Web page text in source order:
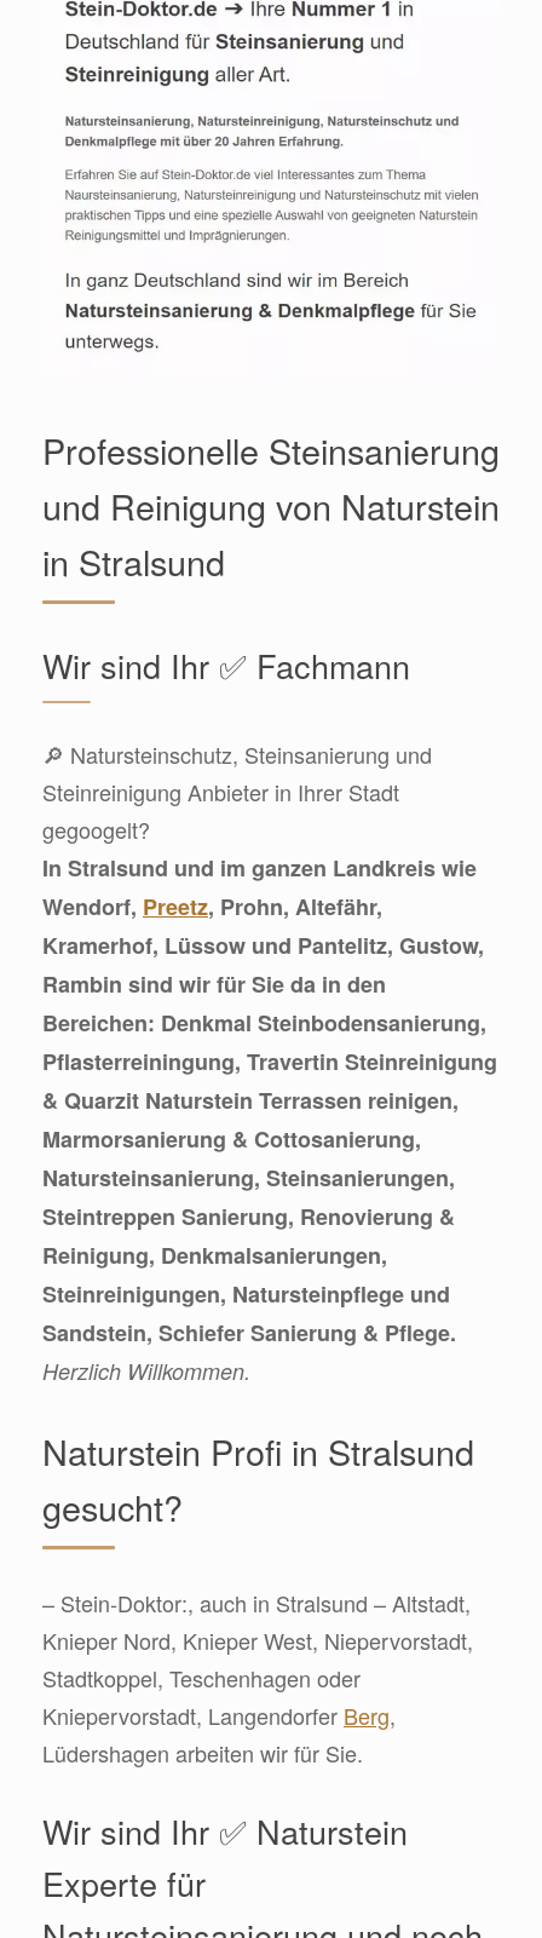
Professionelle Steinsanierung
und Reinigung von Naturstein
in Stralsund
Wir sind Ihr ✅ Fachmann
🔎 Natursteinschutz, Steinsanierung und
Steinreinigung Anbieter in Ihrer Stadt
gegoogelt?
In Stralsund und im ganzen Landkreis wie
Wendorf, Preetz, Prohn, Altefähr,
Kramerhof, Lüssow und Pantelitz, Gustow,
Rambin sind wir für Sie da in den
Bereichen: Denkmal Steinbodensanierung,
Pflasterreiningung, Travertin Steinreinigung
& Quarzit Naturstein Terrassen reinigen,
Marmorsanierung & Cottosanierung,
Natursteinsanierung, Steinsanierungen,
Steintreppen Sanierung, Renovierung &
Reinigung, Denkmalsanierungen,
Steinreinigungen, Natursteinpflege und
Sandstein, Schiefer Sanierung & Pflege.
Herzlich Willkommen.
Naturstein Profi in Stralsund
gesucht?
– Stein-Doktor:, auch in Stralsund – Altstadt,
Knieper Nord, Knieper West, Niepervorstadt,
Stadtkoppel, Teschenhagen oder
Kniepervorstadt, Langendorfer Berg,
Lüdershagen arbeiten wir für Sie.
Wir sind Ihr ✅ Naturstein
Experte für